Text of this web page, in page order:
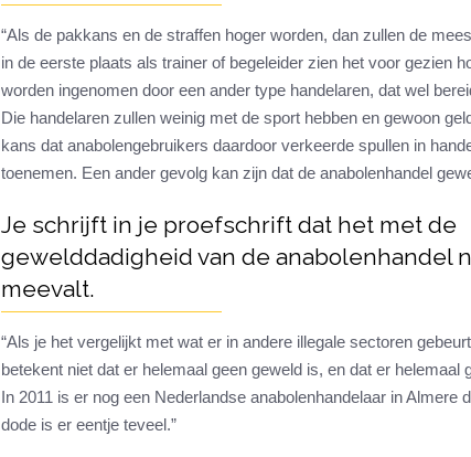
“Als de pakkans en de straffen hoger worden, dan zullen de
in de eerste plaats als trainer of begeleider zien het voor gezien
worden ingenomen door een ander type handelaren, dat wel
Die handelaren zullen weinig met de sport hebben en gewoon
kans dat anabolengebruikers daardoor verkeerde spullen in
toenemen. Een ander gevolg kan zijn dat de anabolenhandel
Je schrijft in je proefschrift dat het met de
gewelddadigheid van de anabolenhandel
meevalt.
“Als je het vergelijkt met wat er in andere illegale sectoren
betekent niet dat er helemaal geen geweld is, en dat er helemaal
In 2011 is er nog een Nederlandse anabolenhandelaar in Almere
dode is er eentje teveel.”